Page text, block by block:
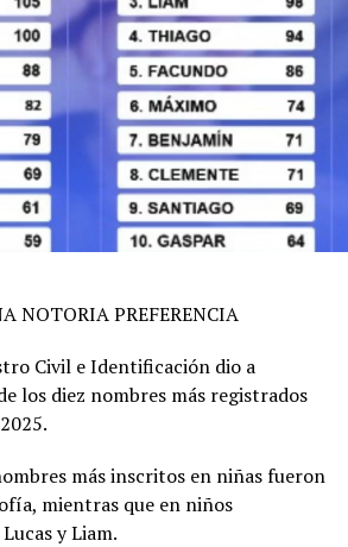
NOTORIA PREFERENCIA
Civil e Identificación dio a
los diez nombres más registrados
más inscritos en niñas fueron
mientras que en niños
y Liam.